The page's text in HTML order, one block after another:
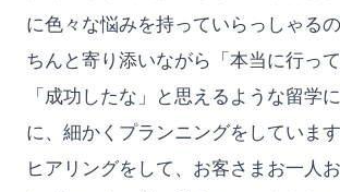
に色々な悩みを持っていらっしゃる
ちんと寄り添いながら「本当に行って
「成功したな」と思えるような留学
に、細かくプランニングをしていま
ヒアリングをして、お客さまお一人